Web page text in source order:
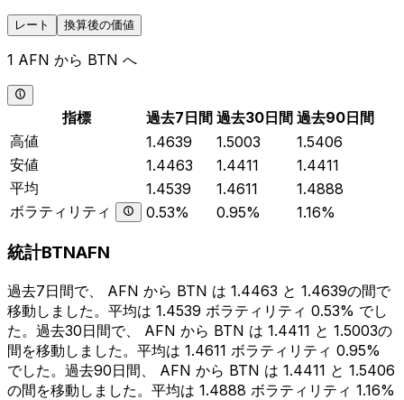
レート 換算後の価値
1 AFN から BTN へ
指標 過去7日間 過去30日間 過去90日間
高値
1.4639 1.5003
1.5406
安値
1.4463 1.4411
1.4411
平均
1.4539 1.4611
1.4888
ボラティリティ
0.53% 0.95% 1.16%
統計BTNAFN
過去7日間で、 AFN から BTN は 1.4463 と 1.4639の間で
移動しました。平均は 1.4539 ボラティリティ 0.53% でし
た。過去30日間で、 AFN から BTN は 1.4411 と 1.5003の
間を移動しました。平均は 1.4611 ボラティリティ 0.95%
でした。過去90日間、 AFN から BTN は 1.4411 と 1.5406
の間を移動しました。平均は 1.4888 ボラティリティ 1.16%